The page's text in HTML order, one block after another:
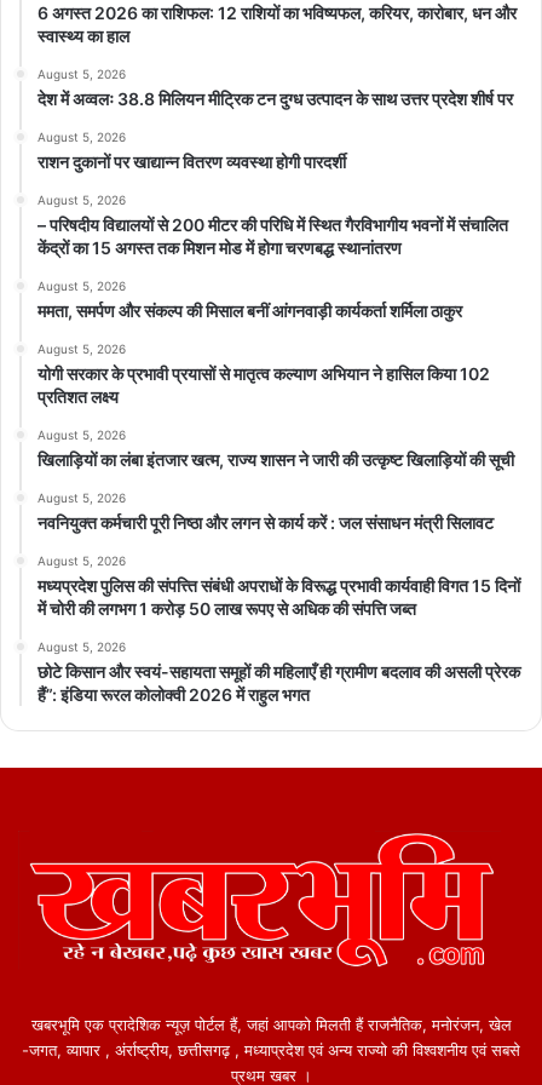
6 अगस्त 2026 का राशिफल: 12 राशियों का भविष्यफल, करियर, कारोबार, धन और
स्वास्थ्य का हाल
August 5, 2026
देश में अव्वलः 38.8 मिलियन मीट्रिक टन दुग्ध उत्पादन के साथ उत्तर प्रदेश शीर्ष पर
August 5, 2026
राशन दुकानों पर खाद्यान्न वितरण व्यवस्था होगी पारदर्शी
August 5, 2026
– परिषदीय विद्यालयों से 200 मीटर की परिधि में स्थित गैरविभागीय भवनों में संचालित
केंद्रों का 15 अगस्त तक मिशन मोड में होगा चरणबद्ध स्थानांतरण
August 5, 2026
ममता, समर्पण और संकल्प की मिसाल बनीं आंगनवाड़ी कार्यकर्ता शर्मिला ठाकुर
August 5, 2026
योगी सरकार के प्रभावी प्रयासों से मातृत्व कल्याण अभियान ने हासिल किया 102
प्रतिशत लक्ष्य
August 5, 2026
खिलाड़ियों का लंबा इंतजार खत्म, राज्य शासन ने जारी की उत्कृष्ट खिलाड़ियों की सूची
August 5, 2026
नवनियुक्त कर्मचारी पूरी निष्ठा और लगन से कार्य करें : जल संसाधन मंत्री सिलावट
August 5, 2026
मध्यप्रदेश पुलिस की संपत्त्ति संबंधी अपराधों के विरूद्ध प्रभावी कार्यवाही विगत 15 दिनों
में चोरी की लगभग 1 करोड़ 50 लाख रूपए से अधिक की संपत्ति जब्‍त
August 5, 2026
छोटे किसान और स्वयं-सहायता समूहों की महिलाएँ ही ग्रामीण बदलाव की असली प्रेरक
हैं”: इंडिया रूरल कोलोक्वी 2026 में राहुल भगत
खबरभूमि एक प्रादेशिक न्यूज़ पोर्टल हैं, जहां आपको मिलती हैं राजनैतिक, मनोरंजन, खेल
-जगत, व्यापार , अंर्राष्ट्रीय, छत्तीसगढ़ , मध्याप्रदेश एवं अन्य राज्यो की विश्वशनीय एवं सबसे
प्रथम खबर ।